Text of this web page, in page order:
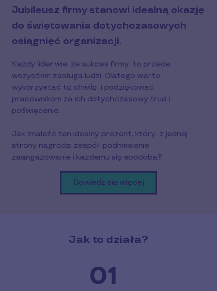
Jubileusz firmy stanowi idealną okazję
do świętowania dotychczasowych
osiągnięć organizacji.
Każdy lider wie, że sukces firmy to przede
wszystkim zasługa ludzi. Dlatego warto
wykorzystać tę chwilę i podziękować
pracownikom za ich dotychczasowy trud i
poświęcenie.
Jak znaleźć ten idealny prezent, który z jednej
strony nagrodzi zespół, podniesienie
zaangażowanie i każdemu się spodoba?
Dowiedz się więcej
Jak to działa?